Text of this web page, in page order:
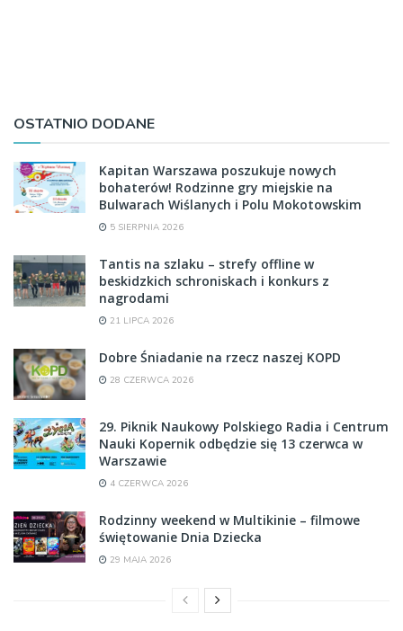
OSTATNIO DODANE
Kapitan Warszawa poszukuje nowych
bohaterów! Rodzinne gry miejskie na
Bulwarach Wiślanych i Polu Mokotowskim
5 SIERPNIA 2026
Tantis na szlaku – strefy offline w
beskidzkich schroniskach i konkurs z
nagrodami
21 LIPCA 2026
Dobre Śniadanie na rzecz naszej KOPD
28 CZERWCA 2026
29. Piknik Naukowy Polskiego Radia i Centrum
Nauki Kopernik odbędzie się 13 czerwca w
Warszawie
4 CZERWCA 2026
Rodzinny weekend w Multikinie – filmowe
świętowanie Dnia Dziecka
29 MAJA 2026